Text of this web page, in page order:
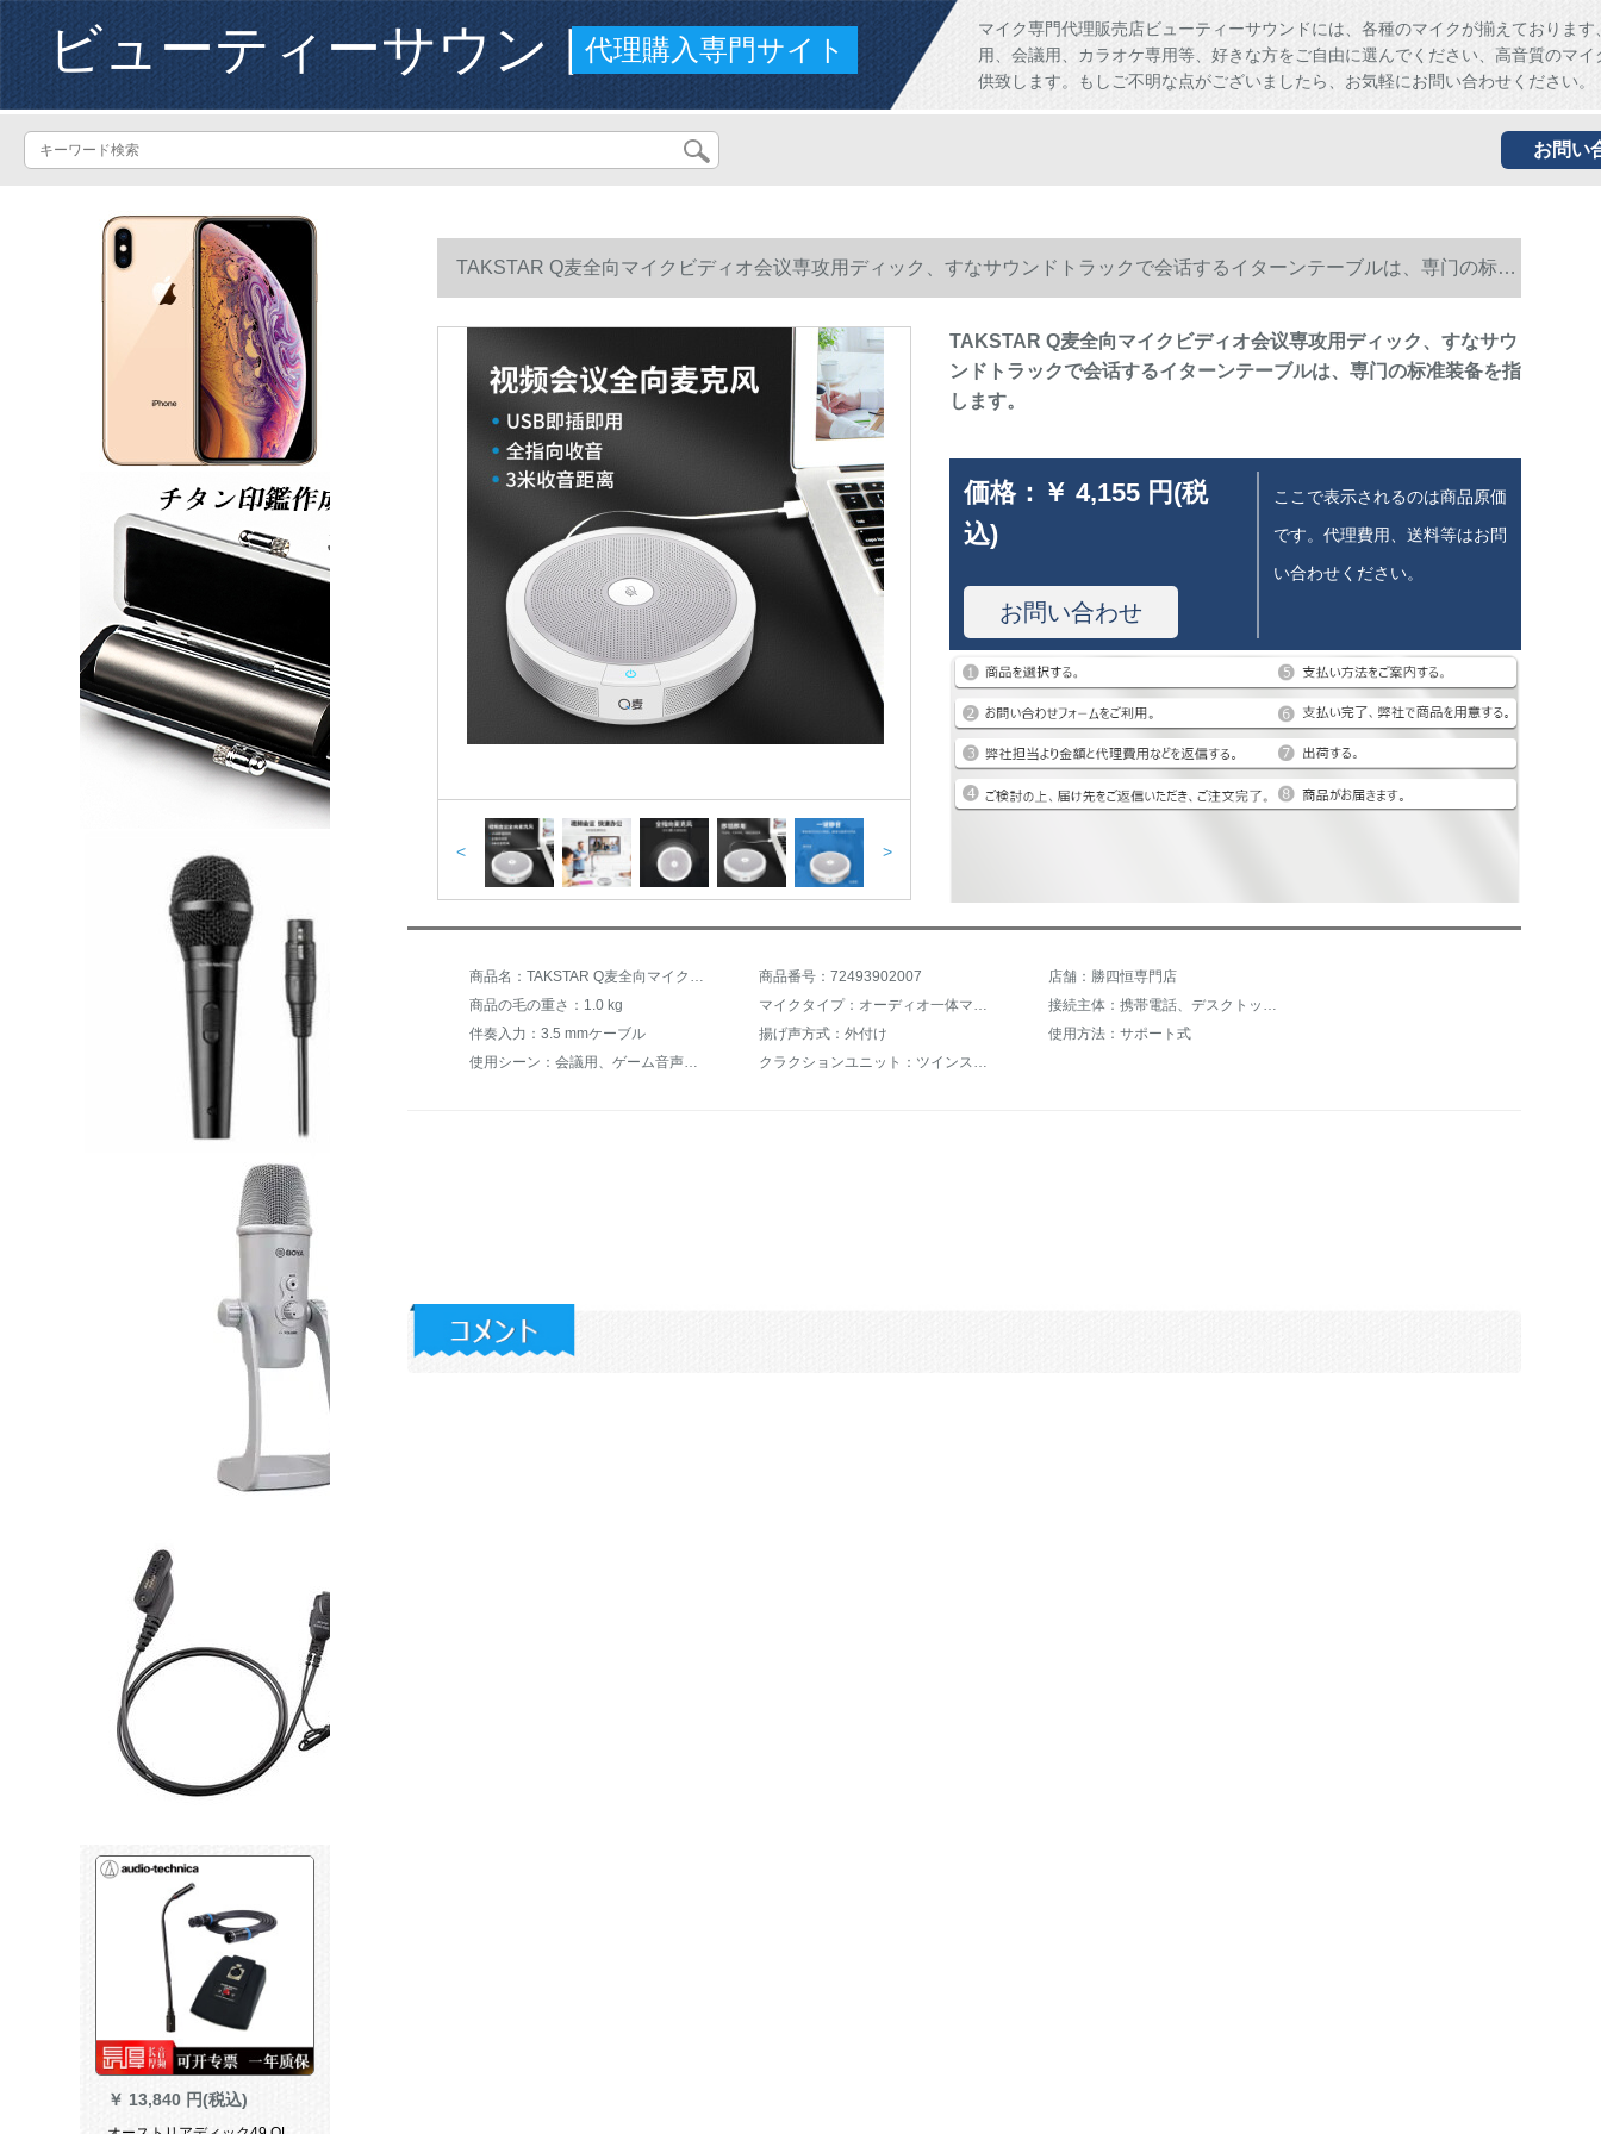
ビューティーサウンド代理購入専門サイト
マイク専門代理販売店ビューティーサウンドには、各種のマイクが揃えております
用、会議用、カラオケ専用等、好きな方をご自由に選んでください、高音質のマイ
供致します。もしご不明な点がございましたら、お気軽にお問い合わせください。
お問い
￥ 13,840 円(税込)
TAKSTAR Q麦全向マイクビディオ会议専攻用ディック、すなサウンドトラックで会话するイターンテーブルは、専门の标准
装备を指します。
< >
TAKSTAR Q麦全向マイクビディオ会议専攻用ディック、すなサウ
ンドトラックで会话するイターンテーブルは、専门の标准装备を指
します。
価格： ￥ 4,155 円(税
込)
お問い合わせ
ここで表示されるのは商品原価
です。代理費用、送料等はお問
い合わせください。
商品名：TAKSTAR Q麦全向マイクビデオ会議専用パソコンデスクトップ、すなわち音声チャットでの会話インターフェイスマイクはすべて専門の標準装備を指します。 商品番号：72493902007
店舗：勝四恒専門店
商品の毛の重さ：1.0 kg
マイクタイプ：オーディオ一体マイク
接続主体：携帯電話、デスクトップパソコン、ノートパソコン
伴奏入力：3.5 mmケーブル
揚げ声方式：外付け
使用方法：サポート式
使用シーン：会議用、ゲーム音声、ネット授業
クラクションユニット：ツインスピーカー